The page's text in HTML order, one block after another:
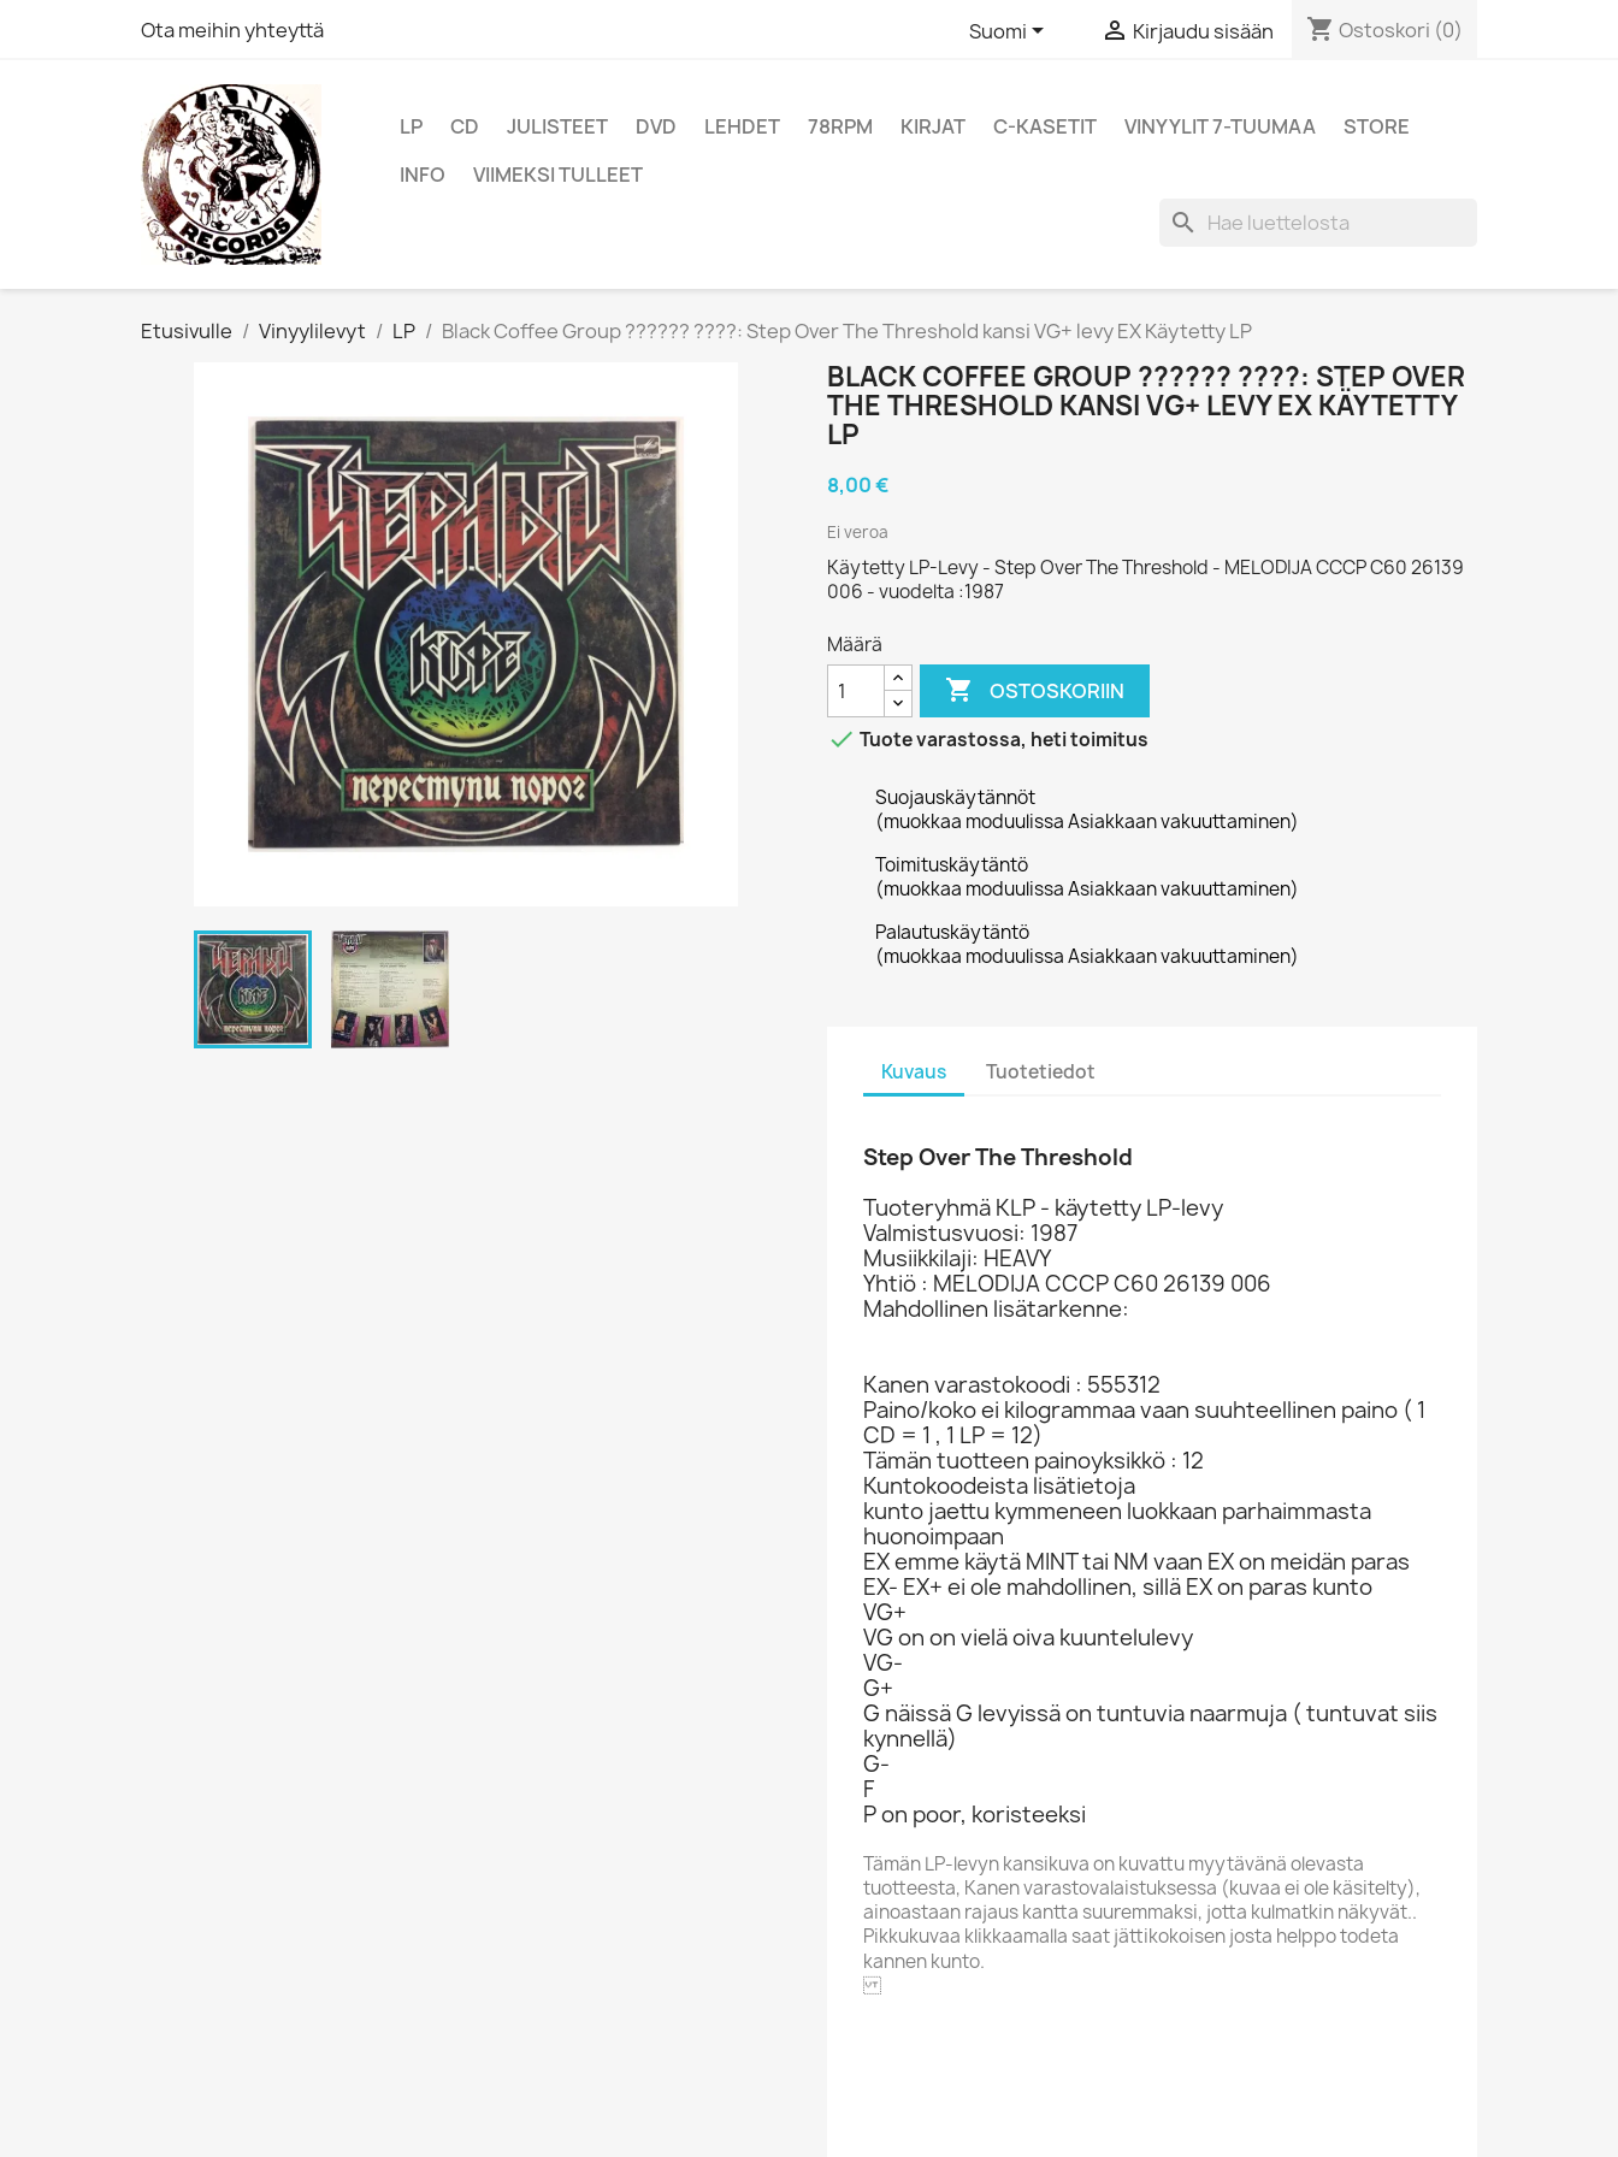
Ota meihin yhteyttä Suomi  Kirjaudu sisään shopping_cart Ostoskori (0)
LP CD JULISTEET DVD LEHDET 78RPM KIRJAT C-KASETIT VINYYLIT 7-TUUMAA
STORE
INFO
VIIMEKSI TULLEET
search
Etusivulle Vinyylilevyt LP Black Coffee Group ?????? ????: Step Over The Threshold kansi VG+ levy EX Käytetty LP
BLACK COFFEE GROUP ?????? ????: STEP OVER
THE THRESHOLD KANSI VG+ LEVY EX KÄYTETTY
LP
8,00 €
Ei veroa
Käytetty LP-Levy - Step Over The Threshold - MELODIJA CCCP C60 26139
006 - vuodelta :1987
Määrä
 OSTOSKORIIN
 Tuote varastossa, heti toimitus
Suojauskäytännöt
(muokkaa moduulissa Asiakkaan vakuuttaminen)
Toimituskäytäntö
(muokkaa moduulissa Asiakkaan vakuuttaminen)
Palautuskäytäntö
(muokkaa moduulissa Asiakkaan vakuuttaminen)
Kuvaus Tuotetiedot
Step Over The Threshold
Tuoteryhmä KLP - käytetty LP-levy
Valmistusvuosi: 1987
Musiikkilaji: HEAVY
Yhtiö : MELODIJA CCCP C60 26139 006
Mahdollinen lisätarkenne:
Kanen varastokoodi : 555312
Paino/koko ei kilogrammaa vaan suuhteellinen paino ( 1
CD = 1 , 1 LP = 12)
Tämän tuotteen painoyksikkö : 12
Kuntokoodeista lisätietoja
kunto jaettu kymmeneen luokkaan parhaimmasta
huonoimpaan
EX emme käytä MINT tai NM vaan EX on meidän paras
EX- EX+ ei ole mahdollinen, sillä EX on paras kunto
VG+
VG on on vielä oiva kuuntelulevy
VG-
G+
G näissä G levyissä on tuntuvia naarmuja ( tuntuvat siis
kynnellä)
G-
F
P on poor, koristeeksi
Tämän LP-levyn kansikuva on kuvattu myytävänä olevasta
tuotteesta, Kanen varastovalaistuksessa (kuvaa ei ole käsitelty),
ainoastaan rajaus kantta suuremmaksi, jotta kulmatkin näkyvät..
Pikkukuvaa klikkaamalla saat jättikokoisen josta helppo todeta
kannen kunto.